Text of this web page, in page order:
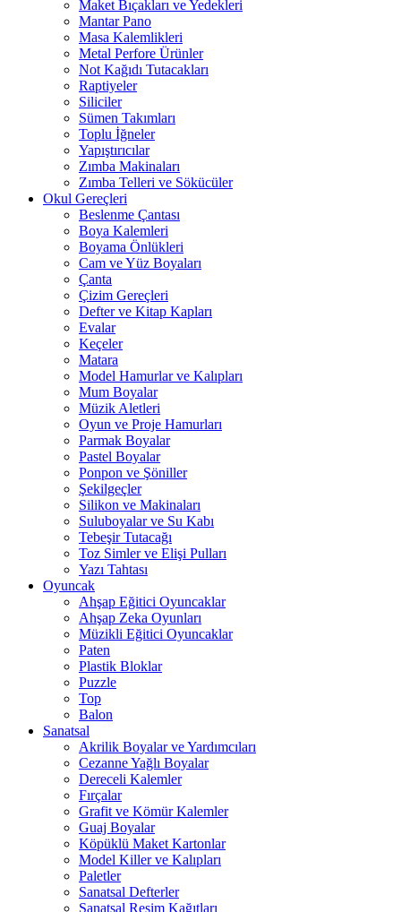
Maket Bıçakları ve Yedekleri
Mantar Pano
Masa Kalemlikleri
Metal Perfore Ürünler
Not Kağıdı Tutacakları
Raptiyeler
Siliciler
Sümen Takımları
Toplu İğneler
Yapıştırıcılar
Zımba Makinaları
Zımba Telleri ve Sökücüler
Okul Gereçleri
Beslenme Çantası
Boya Kalemleri
Boyama Önlükleri
Cam ve Yüz Boyaları
Çanta
Çizim Gereçleri
Defter ve Kitap Kapları
Evalar
Keçeler
Matara
Model Hamurlar ve Kalıpları
Mum Boyalar
Müzik Aletleri
Oyun ve Proje Hamurları
Parmak Boyalar
Pastel Boyalar
Ponpon ve Şöniller
Şekilgeçler
Silikon ve Makinaları
Suluboyalar ve Su Kabı
Tebeşir Tutacağı
Toz Simler ve Elişi Pulları
Yazı Tahtası
Oyuncak
Ahşap Eğitici Oyuncaklar
Ahşap Zeka Oyunları
Müzikli Eğitici Oyuncaklar
Paten
Plastik Bloklar
Puzzle
Top
Balon
Sanatsal
Akrilik Boyalar ve Yardımcıları
Cezanne Yağlı Boyalar
Dereceli Kalemler
Fırçalar
Grafit ve Kömür Kalemler
Guaj Boyalar
Köpüklü Maket Kartonlar
Model Killer ve Kalıpları
Paletler
Sanatsal Defterler
Sanatsal Resim Kağıtları